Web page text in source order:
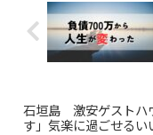
石垣島 激安ゲストハ
す」気楽に過ごせるい